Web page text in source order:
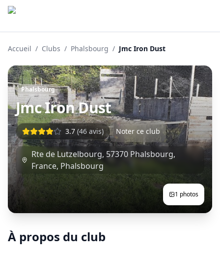
Accueil / Clubs / Phalsbourg / Jmc Iron Dust
Phalsbourg
Jmc Iron Dust
3.7 (46 avis) Noter ce club
Rte de Lutzelbourg, 57370 Phalsbourg,
France, Phalsbourg
1 photos
À propos du club